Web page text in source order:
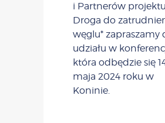
i Partnerów projektu
Droga do
węglu* zapraszamy
udziału w
która odbędzie się
maja 2024 roku w
Koninie.